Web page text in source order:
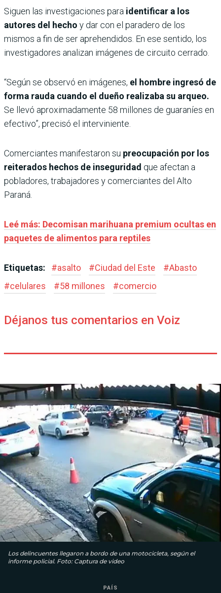
Siguen las investigaciones para identificar a los
autores del hecho y dar con el paradero de los
mismos a fin de ser aprehendidos. En ese sentido, los
investigadores analizan imágenes de circuito cerrado.
“Según se observó en imágenes, el hombre ingresó de
forma rauda cuando el dueño realizaba su arqueo.
Se llevó aproximadamente 58 millones de guaraníes en
efectivo”, precisó el interviniente.
Comerciantes manifestaron su preocupación por los
reiterados hechos de inseguridad que afectan a
pobladores, trabajadores y comerciantes del Alto
Paraná.
Leé más: Decomisan marihuana premium ocultas en
paquetes de alimentos para reptiles
Etiquetas: #asalto #Ciudad del Este #Abasto
#celulares #58 millones #comercio
Déjanos tus comentarios en Voiz
Los delincuentes llegaron a bordo de una motocicleta, según el
informe policial. Foto: Captura de video
PAÍS